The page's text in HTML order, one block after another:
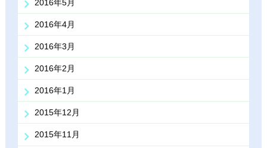
2016年5月
2016年4月
2016年3月
2016年2月
2016年1月
2015年12月
2015年11月